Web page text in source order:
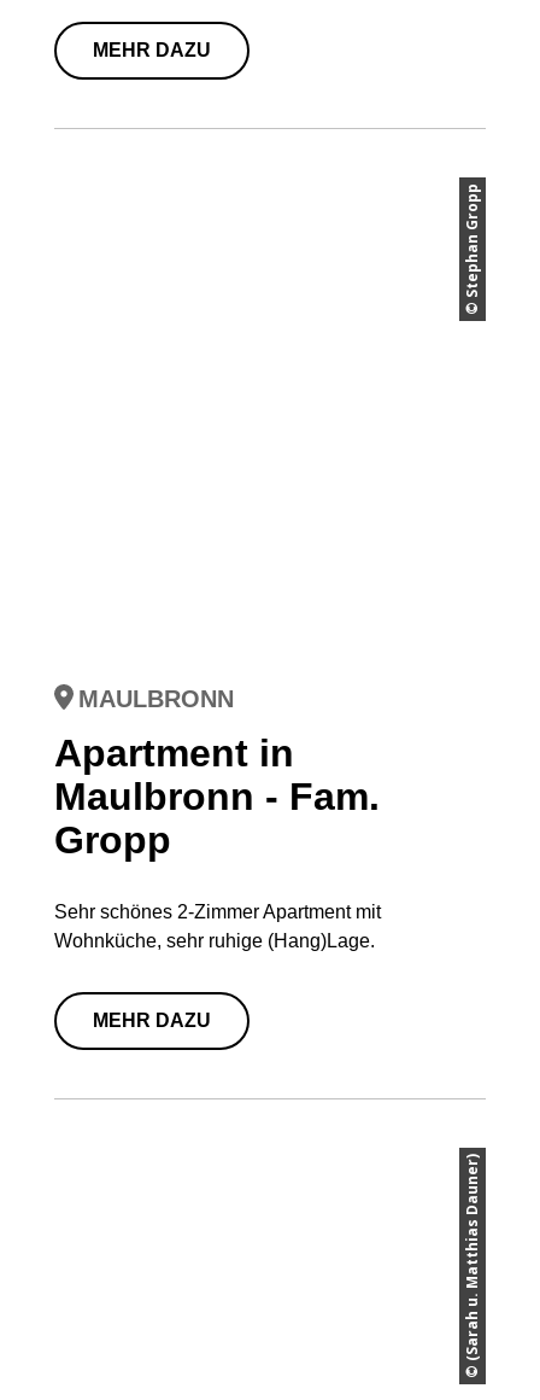
MEHR DAZU
© Stephan Gropp
MAULBRONN
Apartment in
Maulbronn - Fam.
Gropp
Sehr schönes 2-Zimmer Apartment mit
Wohnküche, sehr ruhige (Hang)Lage.
MEHR DAZU
© (Sarah u. Matthias Dauner)